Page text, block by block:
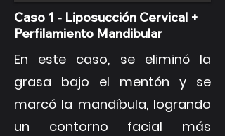
Caso 1 - Liposucción Cervical +
Perfilamiento Mandibular
En este caso, se eliminó la
grasa bajo el mentón y se
marcó la mandíbula, logrando
un contorno facial más